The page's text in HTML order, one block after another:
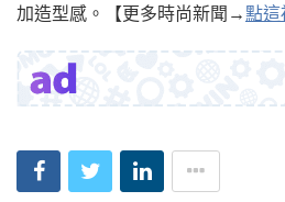
加造型感。【更多時尚新聞→點這